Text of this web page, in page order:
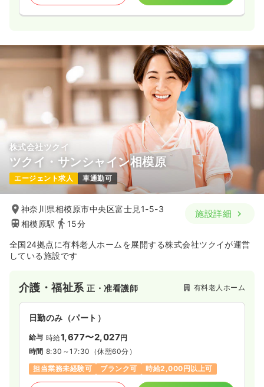
株式会社ツクイ
ツクイ・サンシャイン相模原
エージェント求人 車通勤可
神奈川県相模原市中央区富士見1-5-3
相模原駅
15分
施設詳細
全国24拠点に有料老人ホームを展開する株式会社ツクイが運営
している施設です
介護・福祉系正・准看護師 有料老人ホーム
日勤のみ（パート）
給与 時給1,677〜2,027円
時間 8:30～17:30 （休憩60分）
担当業務未経験可
ブランク可 時給2,000円以上可